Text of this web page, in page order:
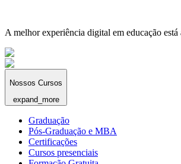
A melhor experiência digital em educação está
Nossos Cursos
expand_more
Graduação
Pós-Graduação e MBA
Certificações
Cursos presenciais